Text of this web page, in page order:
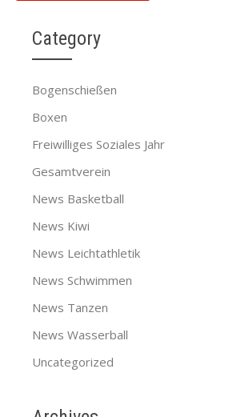
Category
Bogenschießen
Boxen
Freiwilliges Soziales Jahr
Gesamtverein
News Basketball
News Kiwi
News Leichtathletik
News Schwimmen
News Tanzen
News Wasserball
Uncategorized